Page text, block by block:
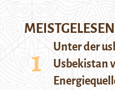
MEISTGELESEN
Unter der
Usbekistan